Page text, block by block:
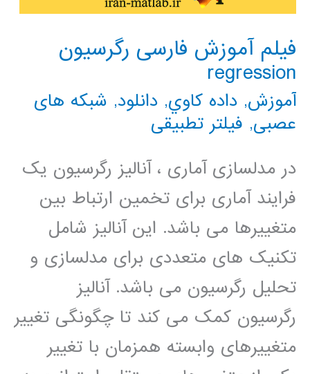
فیلم آموزش فارسی رگرسیون
regression
آموزش, داده كاوي, دانلود, شبکه های
عصبی, فیلتر تطبیقی
در مدلسازی آماری ، آنالیز رگرسیون یک
فرایند آماری برای تخمین ارتباط بین
متغییرها می باشد. این آنالیز شامل
تکنیک های متعددی برای مدلسازی و
تحلیل رگرسیون می باشد. آنالیز
رگرسیون کمک می کند تا چگونگی تغییر
متغییرهای وابسته همزمان با تغییر